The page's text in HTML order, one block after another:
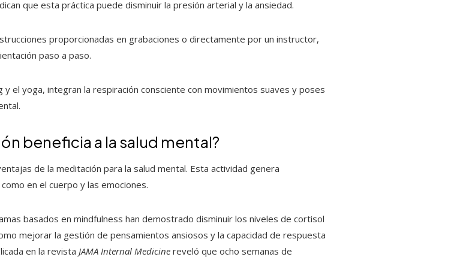
que esta práctica puede disminuir la presión arterial y la ansiedad.
proporcionadas en grabaciones o directamente por un instructor,
paso a paso.
y el yoga, integran la respiración consciente con movimientos suaves y poses
beneficia a la salud mental?
de la meditación para la salud mental. Esta actividad genera
en el cuerpo y las emociones.
basados en mindfulness han demostrado disminuir los niveles de cortisol
mejorar la gestión de pensamientos ansiosos y la capacidad de respuesta
en la revistaJAMA Internal Medicine reveló que ocho semanas de